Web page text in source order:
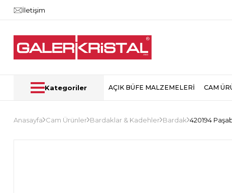
İletişim
Kategoriler AÇIK BÜFE MALZEMELERİ CAM
Anasayfa Cam Ürünler Bardaklar & Kadehler Bardak 420194